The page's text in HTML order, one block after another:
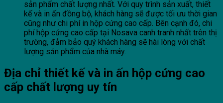
sản phẩm chất lượng nhất. Với quy trình sản xuất, thiết
kế và in ấn đồng bộ, khách hàng sẽ được tối ưu thời gian
cũng như chi phí in hộp cứng cao cấp. Bên cạnh đó, chi
phí hộp cứng cao cấp tại Nosava canh tranh nhất trên thị
trường, đảm bảo quý khách hàng sẽ hài lòng với chất
lượng sản phẩm của nhà máy.
Địa chỉ thiết kế và in ấn hộp cứng cao
cấp chất lượng uy tín